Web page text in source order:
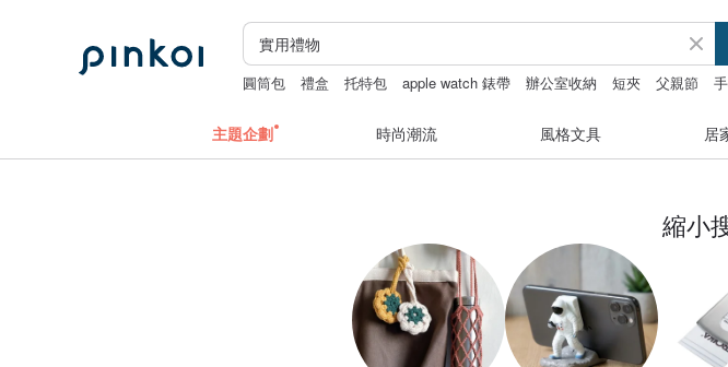
圓筒包 禮盒 托特包 apple watch 錶帶 辦公室收納 短夾 父親節
主題企劃 時尚潮流 風格文具 居
縮小